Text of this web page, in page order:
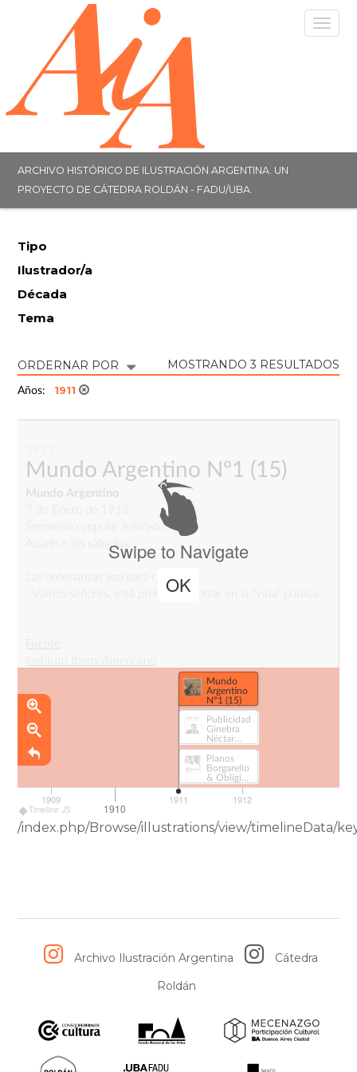
ARCHIVO HISTÓRICO DE ILUSTRACIÓN ARGENTINA. UN
PROYECTO DE CÁTEDRA ROLDÁN - FADU/UBA.
Tipo
Ilustrador/a
Década
Tema
ORDERNAR POR MOSTRANDO 3 RESULTADOS
Años: 1911
Mundo Argentino Nº1 (15)
Mundo Argentino
Semanario popular ilustrado.
Aparece los sábados.
Las ordenanzas son para cumplirlas
- Vamos señores, está prohibido atorrar en la "vida" pública.
Swipe to Navigate
OK
Timeline JS
Mundo
Argentino
Nº1 (15)
Publicidad
Ginebra
Néctar
(616)
Pianos
Borgarello
& Obligio
(718)
1910
1909 1911 1912
/index.php/Browse/illustrations/view/timelineData/
Archivo Ilustración Argentina
Cátedra
Roldán